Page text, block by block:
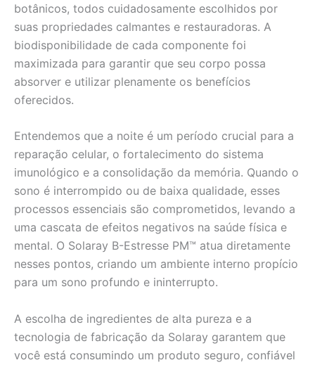
botânicos, todos cuidadosamente escolhidos por
suas propriedades calmantes e restauradoras. A
biodisponibilidade de cada componente foi
maximizada para garantir que seu corpo possa
absorver e utilizar plenamente os benefícios
oferecidos.
Entendemos que a noite é um período crucial para a
reparação celular, o fortalecimento do sistema
imunológico e a consolidação da memória. Quando o
sono é interrompido ou de baixa qualidade, esses
processos essenciais são comprometidos, levando a
uma cascata de efeitos negativos na saúde física e
mental. O Solaray B-Estresse PM™ atua diretamente
nesses pontos, criando um ambiente interno propício
para um sono profundo e ininterrupto.
A escolha de ingredientes de alta pureza e a
tecnologia de fabricação da Solaray garantem que
você está consumindo um produto seguro, confiável